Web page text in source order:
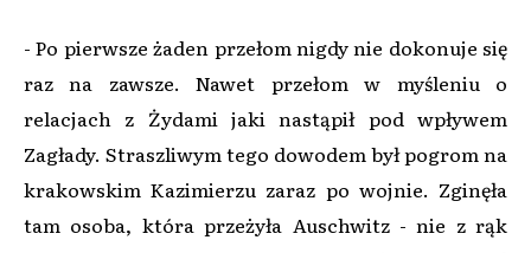
- Po pierwsze żaden przełom nigdy nie dokonuje się
raz na zawsze. Nawet przełom w myśleniu o
relacjach z Żydami jaki nastąpił pod wpływem
Zagłady. Straszliwym tego dowodem był pogrom na
krakowskim Kazimierzu zaraz po wojnie. Zginęła
tam osoba, która przeżyła Auschwitz - nie z rąk